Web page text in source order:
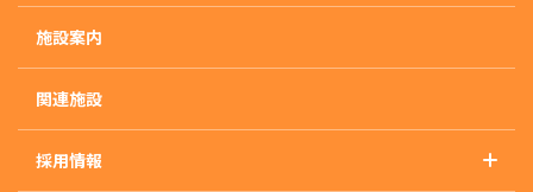
入院治療について
入・退院の流れ
入院生活について
施設案内
関連施設
採用情報